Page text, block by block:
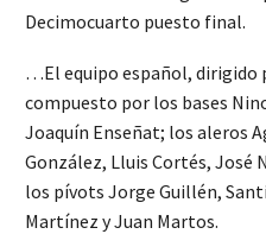
Decimocuarto puesto final.
…El equipo español, dirigido
compuesto por los bases
Joaquín Enseñat; los aleros
González, Lluis Cortés, José
los pívots Jorge Guillén,
Martínez y Juan Martos.